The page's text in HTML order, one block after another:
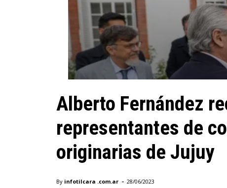
Alberto Fernández
representantes de
originarias de Jujuy
By infotilcara .com.ar - 28/06/2023